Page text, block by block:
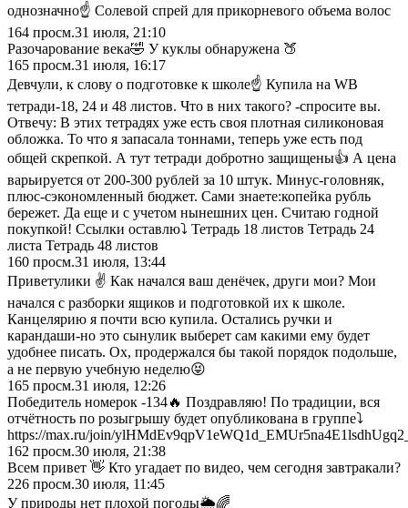
однозначно☝ Солевой спрей для прикорневого объема волос
164 просм.31 июля, 21:10
Разочарование века🤣 У куклы обнаружена 🍑
165 просм.31 июля, 16:17
Девчули, к слову о подготовке к школе☝ Купила на WB
тетради-18, 24 и 48 листов. Что в них такого? -спросите вы.
Отвечу: В этих тетрадях уже есть своя плотная силиконовая
обложка. То что я запасала тоннами, теперь уже есть под
общей скрепкой. А тут тетради добротно защищены👍 А цена
варьируется от 200-300 рублей за 10 штук. Минус-головняк,
плюс-сэкономленный бюджет. Сами знаете:копейка рубль
бережет. Да еще и с учетом нынешних цен. Считаю годной
покупкой! Ссылки оставлю⤵️ Тетрадь 18 листов Тетрадь 24
листа Тетрадь 48 листов
160 просм.31 июля, 13:44
Приветулики ✌ Как начался ваш денёчек, други мои? Мои
начался с разборки ящиков и подготовкой их к школе.
Канцелярию я почти всю купила. Остались ручки и
карандаши-но это сынулик выберет сам какими ему будет
удобнее писать. Ох, продержался бы такой порядок подольше,
а не первую учебную неделю😝
165 просм.31 июля, 12:26
Победитель номерок -134🔥 Поздравляю! По традиции, вся
отчётность по розыгрышу будет опубликована в группе⤵️
https://max.ru/join/
162 просм.30 июля, 21:38
Всем привет 👋 Кто угадает по видео, чем сегодня завтракали?
226 просм.30 июля, 11:45
У природы нет плохой погоды🌦🌈